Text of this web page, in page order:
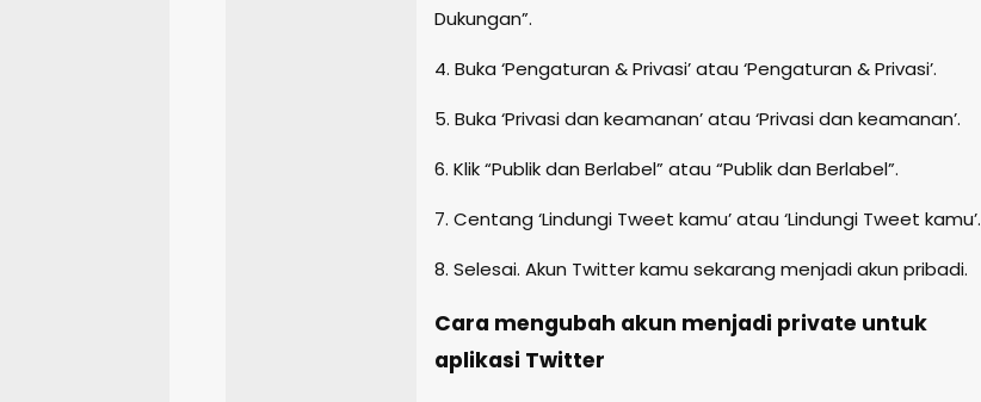
Dukungan”.
4. Buka ‘Pengaturan & Privasi’ atau ‘Pengaturan & Privasi’.
5. Buka ‘Privasi dan keamanan’ atau ‘Privasi dan keamanan’.
6. Klik “Publik dan Berlabel” atau “Publik dan Berlabel”.
7. Centang ‘Lindungi Tweet kamu’ atau ‘Lindungi Tweet kamu’.
8. Selesai. Akun Twitter kamu sekarang menjadi akun pribadi.
Cara mengubah akun menjadi private untuk
aplikasi Twitter